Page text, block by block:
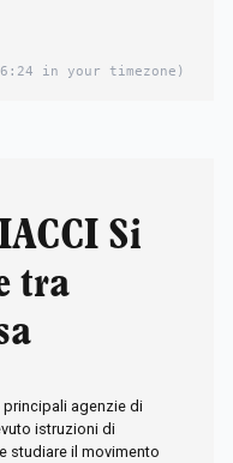
in your timezone)
Si
tra
principali agenzie di
istruzioni di
studiare il movimento